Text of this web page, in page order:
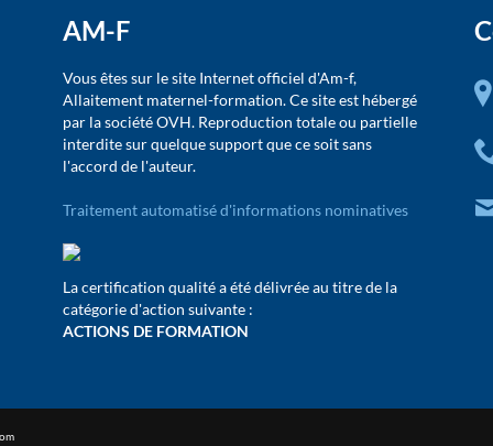
AM-F
Vous êtes sur le site Internet officiel d'Am-f,
Allaitement maternel-formation. Ce site est hébergé
par la société OVH. Reproduction totale ou partielle
interdite sur quelque support que ce soit sans
l'accord de l'auteur.
Traitement automatisé d'informations nominatives
La certification qualité a été délivrée au titre de la
catégorie d'action suivante :
ACTIONS DE FORMATION